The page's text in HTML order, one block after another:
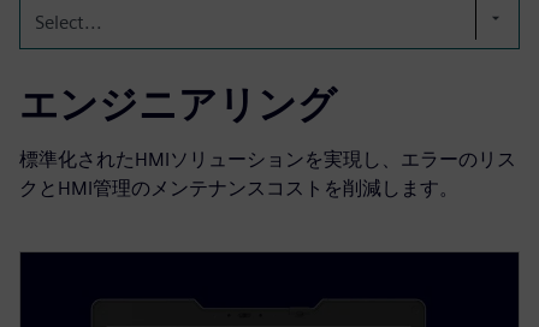
Select...
エンジニアリング
標準化されたHMIソリューションを実現し、エラーのリス
クとHMI管理のメンテナンスコストを削減します。